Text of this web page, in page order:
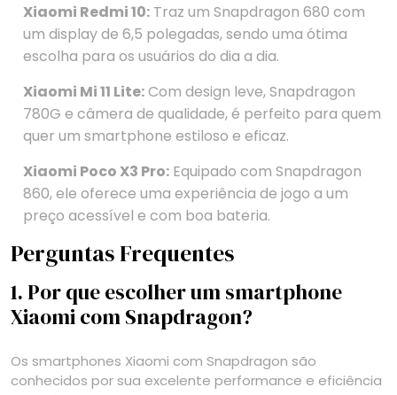
Xiaomi Redmi 10: Traz um Snapdragon 680 com
um display de 6,5 polegadas, sendo uma ótima
escolha para os usuários do dia a dia.
Xiaomi Mi 11 Lite:Com design leve, Snapdragon
780G e câmera de qualidade, é perfeito para quem
quer um smartphone estiloso e eficaz.
Xiaomi Poco X3 Pro: Equipado com Snapdragon
860, ele oferece uma experiência de jogo a um
preço acessível e com boa bateria.
Perguntas Frequentes
1. Por que escolher um smartphone
Xiaomi com Snapdragon?
Os smartphones Xiaomi com Snapdragon são
conhecidos por sua excelente performance e eficiência